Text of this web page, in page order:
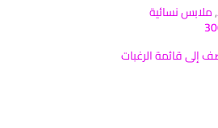
,ملابس نسائية
إلى قائمة الرغبات